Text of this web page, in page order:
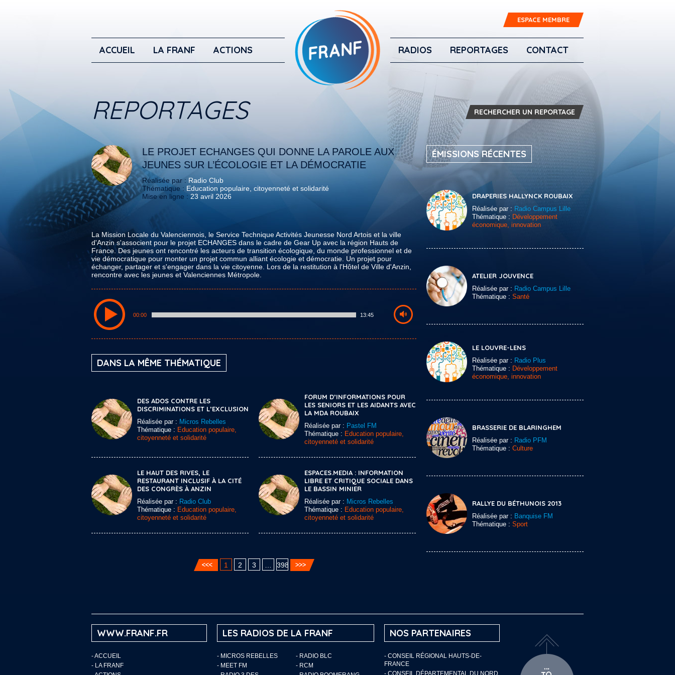
ESPACE MEMBRE
ACCUEIL LA FRANF ACTIONS RADIOS REPORTAGES CONTACT
REPORTAGES RECHERCHER UN REPORTAGE
LE PROJET ECHANGES QUI DONNE LA PAROLE AUX
JEUNES SUR L’ÉCOLOGIE ET LA DÉMOCRATIE
Réalisée par : Radio Club
Thématique : Education populaire, citoyenneté et solidarité
Mise en ligne : 23 avril 2026
La Mission Locale du Valenciennois, le Service Technique Activités Jeunesse Nord Artois et la ville
d'Anzin s'associent pour le projet ECHANGES dans le cadre de Gear Up avec la région Hauts de
France. Des jeunes ont rencontré les acteurs de transition écologique, du monde professionnel et de
vie démocratique pour monter un projet commun alliant écologie et démocratie. Un projet pour
échanger, partager et s'engager dans la vie citoyenne. Lors de la restitution à l'Hôtel de Ville d'Anzin,
rencontre avec les jeunes et Valenciennes Métropole.
00:00 13:45
DANS LA MÊME THÉMATIQUE
DES ADOS CONTRE LES
DISCRIMINATIONS ET L’EXCLUSION
Réalisée par : Micros Rebelles
Thématique : Education populaire,
citoyenneté et solidarité
FORUM D’INFORMATIONS POUR
LES SENIORS ET LES AIDANTS AVEC
LA MDA ROUBAIX
Réalisée par : Pastel FM
Thématique : Education populaire,
citoyenneté et solidarité
LE HAUT DES RIVES, LE
RESTAURANT INCLUSIF À LA CITÉ
DES CONGRÈS À ANZIN
Réalisée par : Radio Club
Thématique : Education populaire,
citoyenneté et solidarité
ESPACES.MEDIA : INFORMATION
LIBRE ET CRITIQUE SOCIALE DANS
LE BASSIN MINIER
Réalisée par : Micros Rebelles
Thématique : Education populaire,
citoyenneté et solidarité
1 2 3 398
ÉMISSIONS RÉCENTES
DRAPERIES HALLYNCK ROUBAIX
Réalisée par : Radio Campus Lille
Thématique : Développement
économique, innovation
ATELIER JOUVENCE
Réalisée par : Radio Campus Lille
Thématique : Santé
LE LOUVRE-LENS
Réalisée par : Radio Plus
Thématique : Développement
économique, innovation
BRASSERIE DE BLARINGHEM
Réalisée par : Radio PFM
Thématique : Culture
RALLYE DU BÉTHUNOIS 2013
Réalisée par : Banquise FM
Thématique : Sport
WWW.FRANF.FR
-ACCUEIL
- LA FRANF
LES RADIOS DE LA FRANF
- MICROS REBELLES
- RADIO BLC
- MEET FM
- RCM
NOS PARTENAIRES
- CONSEIL RÉGIONAL HAUTS-DE-
FRANCE
- CONSEIL DÉPARTEMENTAL DU NORD